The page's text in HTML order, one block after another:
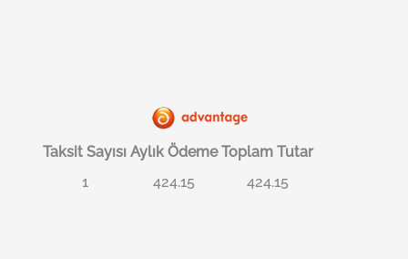
Taksit Sayısı Aylık Ödeme Toplam Tutar
1
424.15 424.15